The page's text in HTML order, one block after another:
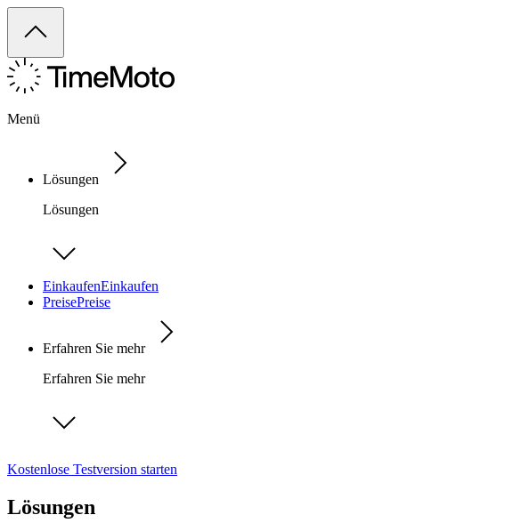
Menü
Lösungen
Lösungen
EinkaufenEinkaufen
PreisePreise
Erfahren Sie mehr
Erfahren Sie mehr
Kostenlose Testversion starten
Lösungen